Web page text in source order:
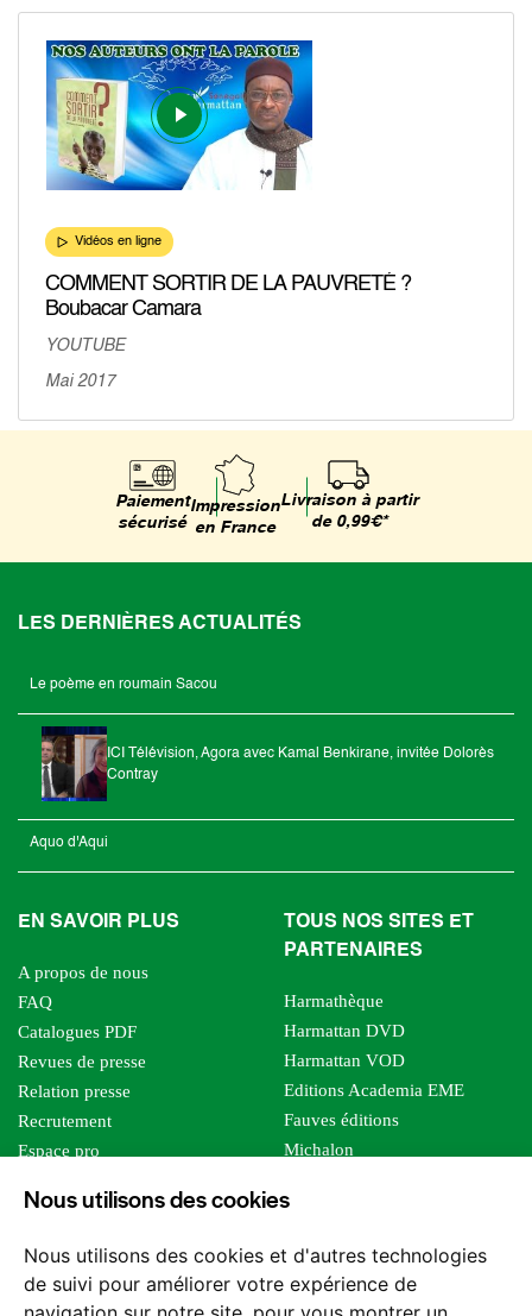
Nous utilisons des cookies
Nous utilisons des cookies et d'autres technologies
de suivi pour améliorer votre expérience de
Vidéos en ligne
COMMENT SORTIR DE LA PAUVRETÉ ?
Boubacar Camara
YOUTUBE
Mai 2017
Paiement
sécurisé
Impression
en France
Livraison à partir
de 0,99€*
LES DERNIÈRES ACTUALITÉS
Le poème en roumain Sacou
ICI Télévision, Agora avec Kamal Benkirane, invitée Dolorès
Contray
Aquo d'Aqui
EN SAVOIR PLUS
A propos de nous
FAQ
Catalogues PDF
Revues de presse
Relation presse
Recrutement
Espace pro
Foreign rights
TOUS NOS SITES ET
PARTENAIRES
Harmathèque
Harmattan DVD
Harmattan VOD
Editions Academia EME
Fauves éditions
Michalon
Editions Sutton
Les impliqués
Tous les éditeurs